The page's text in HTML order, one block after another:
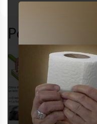
Popular en LVI
Ah nooo